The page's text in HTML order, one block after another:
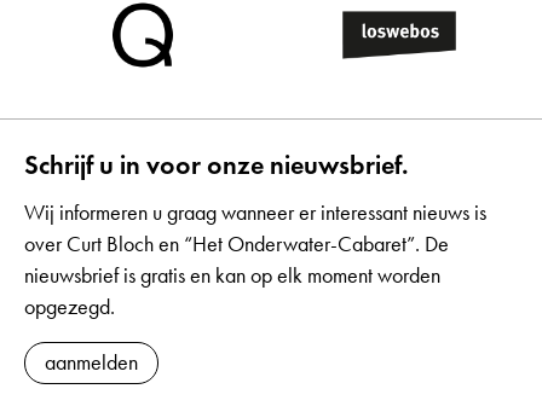
Schrijf u in voor onze nieuwsbrief.
Wij informeren u graag wanneer er interessant nieuws is
over Curt Bloch en “Het Onderwater-Cabaret”. De
nieuwsbrief is gratis en kan op elk moment worden
opgezegd.
aanmelden